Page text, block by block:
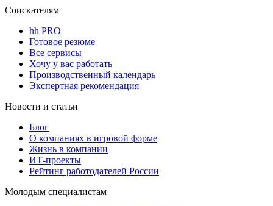
Соискателям
hh PRO
Готовое резюме
Все сервисы
Хочу у вас работать
Производственный календарь
Экспертная рекомендация
Новости и статьи
Блог
О компаниях в игровой форме
Жизнь в компании
ИТ-проекты
Рейтинг работодателей России
Молодым специалистам